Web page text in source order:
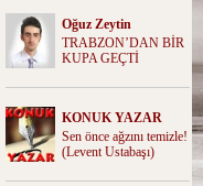
Oğuz Zeytin
TRABZON’DAN BİR
KUPA GEÇTİ
KONUK YAZAR
Sen önce ağzını temizle!
(Levent Ustabaşı)